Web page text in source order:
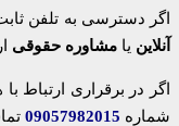
اگر دسترسی به تلفن
آنلاین یا مشاوره حقوقی
اگر در برقراری ارتباط
شماره 09057982015